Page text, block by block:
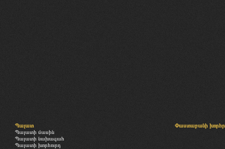
Պալատ
Պալատի մասին
Պալատի նախագահ
Պալատի խորհուրդ
Փաստաբանի